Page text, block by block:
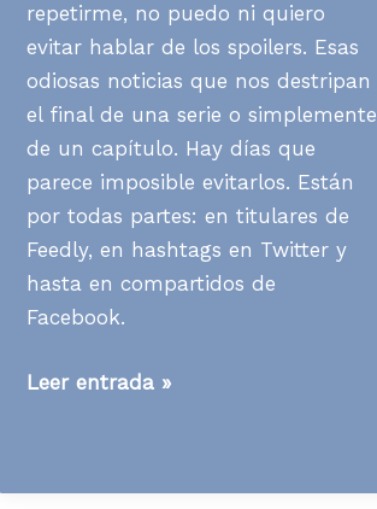
repetirme, no puedo ni quiero
evitar hablar de los spoilers. Esas
odiosas noticias que nos destripan
el final de una serie o simplemente
de un capítulo. Hay días que
parece imposible evitarlos. Están
por todas partes: en titulares de
Feedly, en hashtags en Twitter y
hasta en compartidos de
Facebook.
Media
Leer entrada »